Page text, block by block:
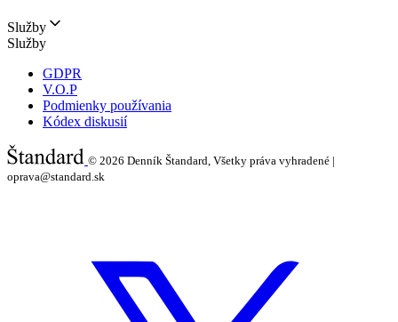
Služby
Služby
GDPR
V.O.P
Podmienky používania
Kódex diskusií
© 2026 Denník Štandard, Všetky práva vyhradené |
oprava@standard.sk